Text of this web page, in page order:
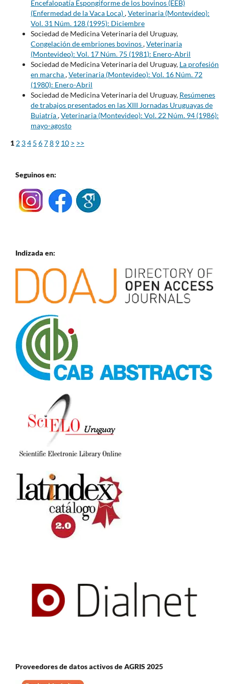
Encefalopatía Espongiforme de los bovinos (EEB)
(Enfermedad de la Vaca Loca),Veterinaria (Montevideo):
Vol. 31 Núm. 128 (1995): Diciembre
Sociedad de Medicina Veterinaria del Uruguay,
Congelación de embriones bovinos,Veterinaria
(Montevideo): Vol. 17 Núm. 75 (1981): Enero-Abril
Sociedad de Medicina Veterinaria del Uruguay, La profesión
en marcha,Veterinaria (Montevideo): Vol. 16 Núm. 72
(1980): Enero-Abril
Sociedad de Medicina Veterinaria del Uruguay, Resúmenes
de trabajos presentados en las XIII Jornadas Uruguayas de
Buiatría,Veterinaria (Montevideo): Vol. 22 Núm. 94 (1986):
mayo-agosto
1 2 34 5 678 9 10 > >>
Seguinos en:
Indizada en:
Proveedores de datos activos de AGRIS 2025